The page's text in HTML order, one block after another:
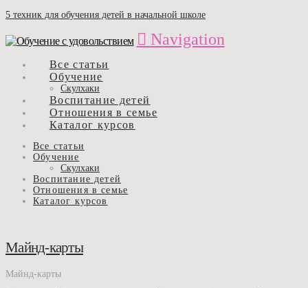
5 техник для обучения детей в начальной школе
Navigation
Все статьи
Обучение
Скулхаки
Воспитание детей
Отношения в семье
Каталог курсов
Все статьи
Обучение
Скулхаки
Воспитание детей
Отношения в семье
Каталог курсов
Майнд-карты
Майнд-карты